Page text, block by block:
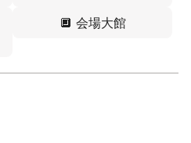
🔲 会場大館